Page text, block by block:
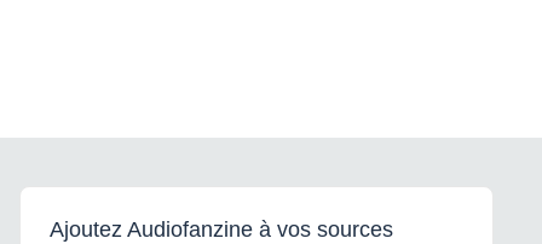
Ajoutez Audiofanzine à vos sources